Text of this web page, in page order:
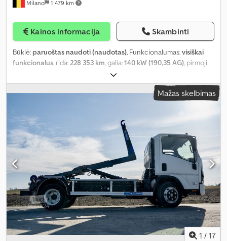
Milano 1 479 km
Kainos informacija Skambinti
Būklė: paruoštas naudoti (naudotas), Funkcionalumas:visiškai
funkcionalus, rida:228 353 km, galia:140 kW (190,35 AG), pirmoji
dyzelinas
33, stovėjimo vietų skaičius:6, pavaros tipas:mechaninis, ašių
konfigūracija:2 ašys, emisijos klasė:Euro 6, stabdžiai:retarderis,
plotis:2 320 mm
ABS,
autonominis šildytuvas, oro kondicionavimas, trauki kontrolė
Mažas skelbimas
1 / 17